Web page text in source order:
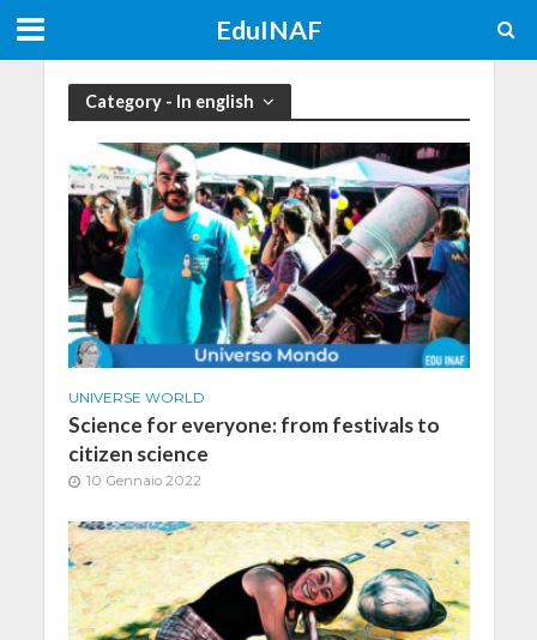
EduINAF
Category - In english
UNIVERSE WORLD
Science for everyone: from festivals to
citizen science
10 Gennaio 2022